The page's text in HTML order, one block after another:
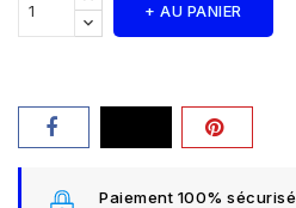
+ AU PANIER
Paiement 100% sécurisé